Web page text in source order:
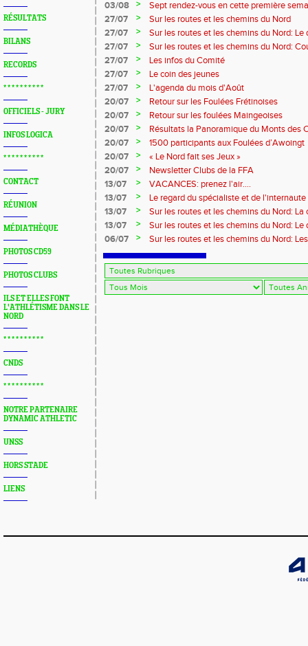
RÉSULTATS
BILANS
RECORDS
* * * * * * * * * *
OFFICIELS - JURY
INFOS LOGICA
* * * * * * * * * *
CONTACT
RÉUNION
MÉDIATHÈQUE
PHOTOS CD59
PHOTOS CLUBS
ILS ET ELLES FONT
L'ATHLÉTISME DANS LE
NORD
* * * * * * * * * *
CNDS
* * * * * * * * * *
NOTRE PARTENAIRE
DYNAMIC ATHLETIC
UNSS
HORS STADE
LIENS
?...
03/08 >
Sept rendez-vous en cette première
27/07
>
Sur les routes et les chemins du Nord
27/07
>
Sur les routes et les chemins du Nord:
27/07
>
Sur les routes et les chemins du Nord:
Marque
27/07 >
Les infos du Comité
27/07
>
Le coin des jeunes
27/07
>
L'agenda du mois d'Août
20/07
>
Retour sur les Foulées Frétinoises
20/07
>
Retour sur les foulées Maingeoises
20/07
>
Résultats la Panoramique du Monts des
20/07
>
1500 participants aux Foulées d’Awoingt
20/07
>
« Le Nord fait ses Jeux »
20/07
>
Newsletter Clubs de la FFA
13/07
>
VACANCES: prenez l'air....
13/07
>
Le regard du spécialiste et de l'internaute
13/07
>
Sur les routes et les chemins du Nord: La
13/07
>
Sur les routes et les chemins du Nord:
06/07
> Sur les routes et les chemins du Nord: